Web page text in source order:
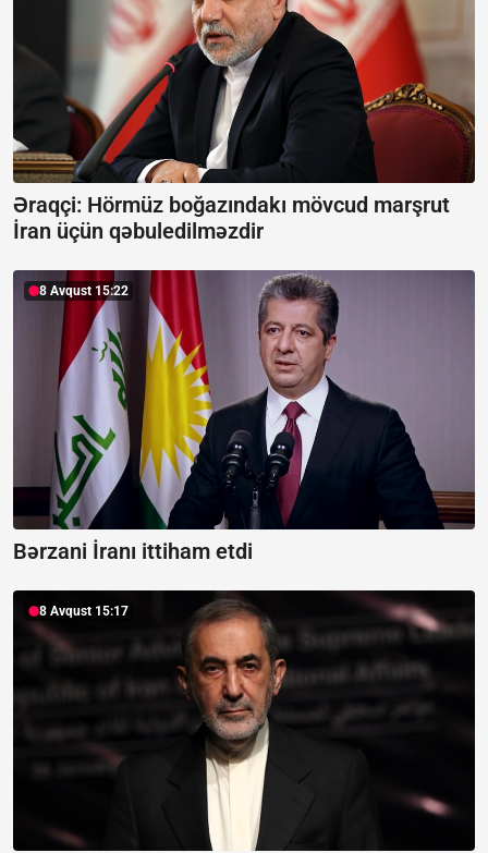
Əraqçi: Hörmüz boğazındakı mövcud marşrut
İran üçün qəbuledilməzdir
8 Avqust 15:22
Bərzani İranı ittiham etdi
8 Avqust 15:17